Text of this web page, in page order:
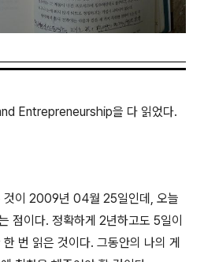
Entrepreneurship을 다 읽었다.
것이 2009년 04월 25일인데, 오늘
점이다. 정확하게 2년하고도 5일이
번 읽은 것이다. 그동안의 나의 게